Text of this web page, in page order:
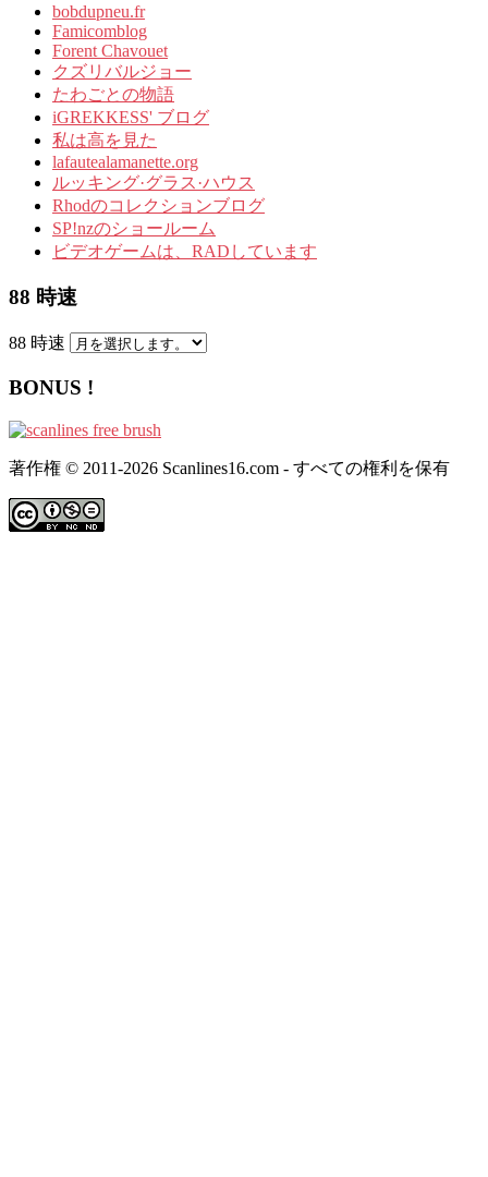
bobdupneu.fr
Famicomblog
Forent Chavouet
クズリバルジョー
たわごとの物語
iGREKKESS' ブログ
私は高を見た
lafautealamanette.org
ルッキング·グラス·ハウス
Rhodのコレクションブログ
SP!nzのショールーム
ビデオゲームは、RADしています
88 時速
88 時速
BONUS !
著作権 © 2011-2026 Scanlines16.com - すべての権利を保有